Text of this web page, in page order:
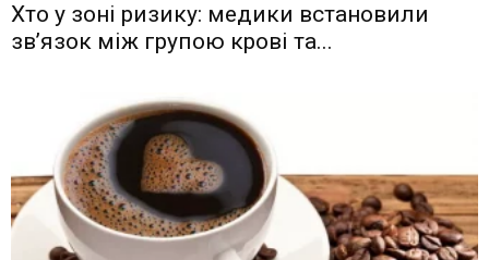
Хто у зоні ризику: медики встановили
зв’язок між групою крові та...